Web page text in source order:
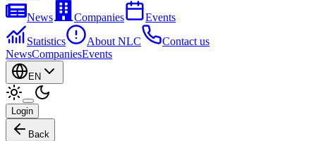
News Companies
Events
Statistics
About NLC
Contact us
NewsCompaniesEvents
EN
Login
Back